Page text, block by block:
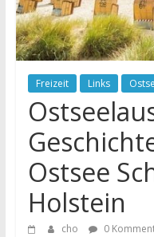
Freizeit Links
Ostsee
Holstein
cho 0